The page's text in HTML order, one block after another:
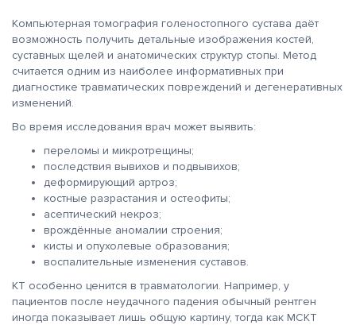
Компьютерная томография голеностопного сустава даёт
возможность получить детальные изображения костей,
суставных щелей и анатомических структур стопы. Метод
считается одним из наиболее информативных при
диагностике травматических повреждений и дегенеративных
изменений.
Во время исследования врач может выявить:
переломы и микротрещины;
последствия вывихов и подвывихов;
деформирующий артроз;
костные разрастания и остеофиты;
асептический некроз;
врождённые аномалии строения;
кисты и опухолевые образования;
воспалительные изменения суставов.
КТ особенно ценится в травматологии. Например, у
пациентов после неудачного падения обычный рентген
иногда показывает лишь общую картину, тогда как МСКТ